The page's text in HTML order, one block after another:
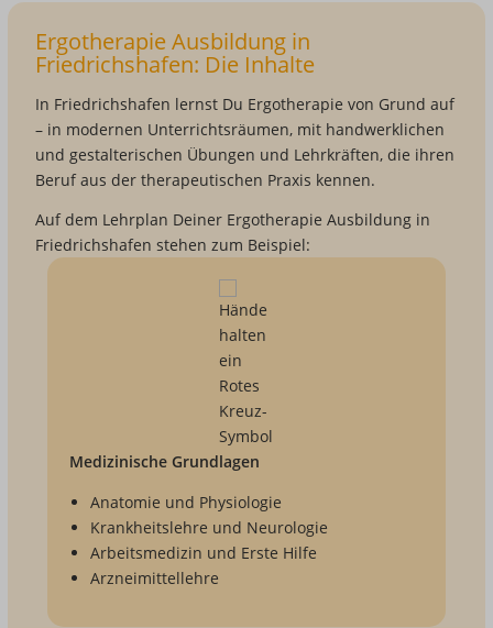
Ergotherapie Ausbildung in
Friedrichshafen: Die Inhalte
In Friedrichshafen lernst Du Ergotherapie von Grund auf
– in modernen Unterrichtsräumen, mit handwerklichen
und gestalterischen Übungen und Lehrkräften, die ihren
Beruf aus der therapeutischen Praxis kennen.
Auf dem Lehrplan Deiner Ergotherapie Ausbildung in
Friedrichshafen stehen zum Beispiel:
Medizinische Grundlagen
Anatomie und Physiologie
Krankheitslehre und Neurologie
Arbeitsmedizin und Erste Hilfe
Arzneimittellehre